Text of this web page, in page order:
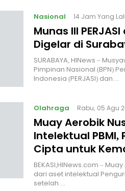
Nasional 14 Jam Yang
Munas III
Digelar di
SURABAYA, HINews –
Pimpinan Nasional (BPN)
Indonesia (PERJASI) dan…
Olahraga Rabu, 05 Agu
Muay Aerobik
Intelektual PBMI,
Cipta untuk
BEKASI,HINews.com –
dari aset intelektual
setelah…